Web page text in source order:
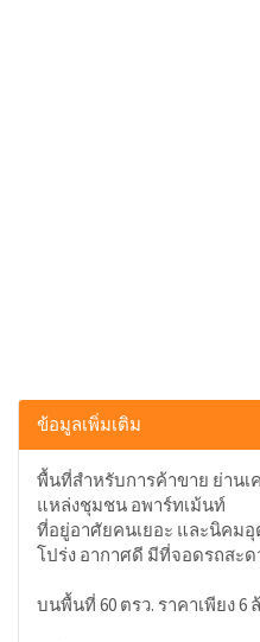
ข้อมูลเพิ่มเติม
พื้นที่สำหรับการค้าขาย ย่าน
แหล่งชุมชน อพาร์ทเม้นท์
ที่อยู่อาศัยคนเยอะ และนิคม
โปร่ง อากาศดี มีที่จอดรถสะ
บนพื้นที่ 60 ตรว. ราคาเพียง 6